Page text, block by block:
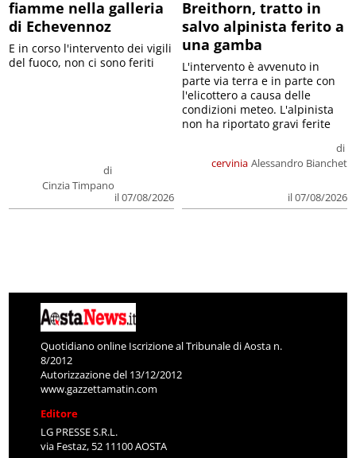
fiamme nella galleria
di Echevennoz
di
Cinzia Timpano
il 07/08/2026
E in corso l'intervento dei vigili
del fuoco, non ci sono feriti
Breithorn, tratto in
salvo alpinista ferito a
una gamba
cervinia
di
Alessandro Bianchet
il 07/08/2026
L'intervento è avvenuto in
parte via terra e in parte con
l'elicottero a causa delle
condizioni meteo. L'alpinista
non ha riportato gravi ferite
Quotidiano online Iscrizione al Tribunale di Aosta n.
8/2012
Autorizzazione del 13/12/2012
www.gazzettamatin.com
Editore
LG PRESSE S.R.L.
via Festaz, 52 11100 AOSTA